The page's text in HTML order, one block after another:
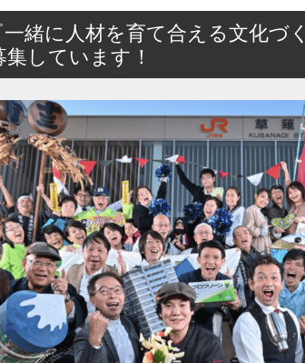
一緒に人材を育て合える文化づ
集しています！